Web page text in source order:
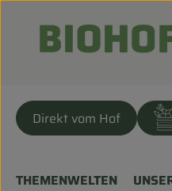
Direkt vom Hof
THEMENWELTEN